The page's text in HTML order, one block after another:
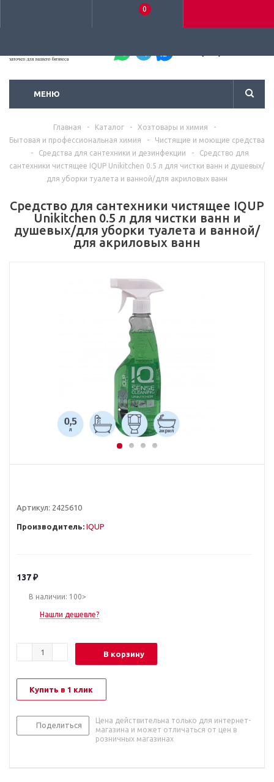
0
МЕНЮ
Главная - Каталог - Хозтовары и химия
-
Бытовая и профессиональная химия
-
Чистящие и моющие средства
-
Средства для сантехники и дезинфекции -
Средство для
сантехники чистящее IQUP Unikitchen 0.5 л для чистки ванн и душевых/
для уборки туалета и ванной/для акриловых ванн
Средство для сантехники чистящее IQUP
Unikitchen 0.5 л для чистки ванн и
душевых/для уборки туалета и ванной/
для акриловых ванн
Артикул: 2425610
Производитель: IQUP
137₽
В наличии: 100>
Нашли дешевле?
В корзину
Купить в 1 клик
Поделиться
Цена действительна только для интернет-
магазина и может отличаться от цен в
розничных магазинах